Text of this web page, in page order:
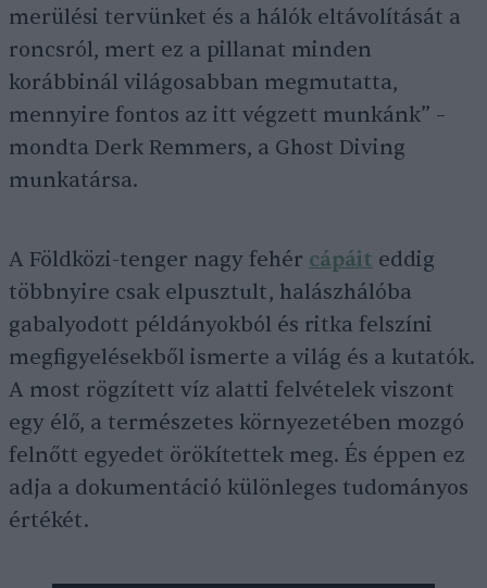
merülési tervünket és a hálók eltávolítását a
roncsról, mert ez a pillanat minden
korábbinál világosabban megmutatta,
mennyire fontos az itt végzett munkánk” –
mondta Derk Remmers, a Ghost Diving
munkatársa.
A Földközi-tenger nagy fehér cápáit eddig
többnyire csak elpusztult, halászhálóba
gabalyodott példányokból és ritka felszíni
megfigyelésekből ismerte a világ és a kutatók.
A most rögzített víz alatti felvételek viszont
egy élő, a természetes környezetében mozgó
felnőtt egyedet örökítettek meg. És éppen ez
adja a dokumentáció különleges tudományos
értékét.